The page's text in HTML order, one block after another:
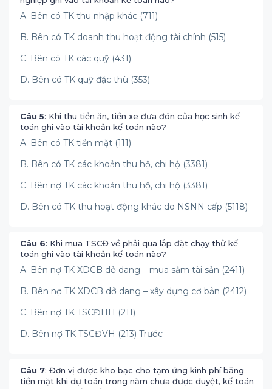
A. Bên có TK thu nhập khác (711)
B. Bên có TK doanh thu hoạt động tài chính (515)
C. Bên có TK các quỹ (431)
D. Bên có TK quỹ đặc thù (353)
Câu 5: Khi thu tiền ăn, tiền xe đưa đón của học sinh kế
toán ghi vào tài khoản kế toán nào?
A. Bên có TK tiền mặt (111)
B. Bên có TK các khoản thu hộ, chi hộ (3381)
C. Bên nợ TK các khoản thu hộ, chi hộ (3381)
D. Bên có TK thu hoạt động khác do NSNN cấp (5118)
Câu 6: Khi mua TSCĐ về phải qua lắp đặt chạy thử kế
toán ghi vào tài khoản kế toán nào?
A. Bên nợ TK XDCB dở dang – mua sắm tài sản (2411)
B. Bên nợ TK XDCB dở dang – xây dựng cơ bản (2412)
C. Bên nợ TK TSCĐHH (211)
D. Bên nợ TK TSCĐVH (213) Trước
Câu 7: Đơn vị được kho bạc cho tạm ứng kinh phí bằng
tiền mặt khi dự toán trong năm chưa được duyệt, kế toán